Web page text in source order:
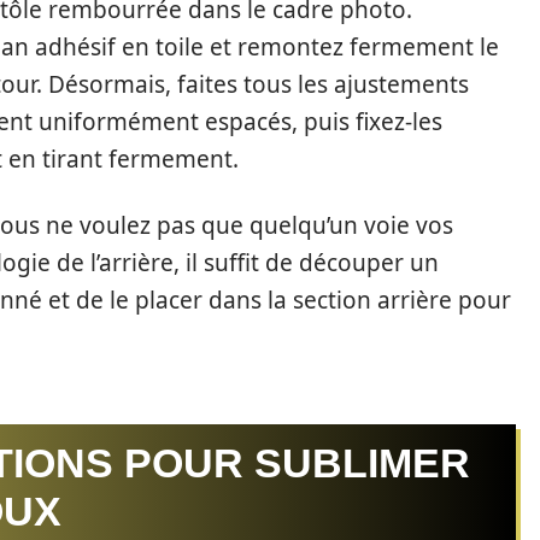
rembourrée dans le cadre photo.
adhésif en toile et remontez fermement le
Désormais, faites tous les ajustements
uniformément espacés, puis fixez-les
en tirant fermement.
ne voulez pas que quelqu’un voie vos
de l’arrière, il suffit de découper un
et de le placer dans la section arrière pour
POUR SUBLIMER